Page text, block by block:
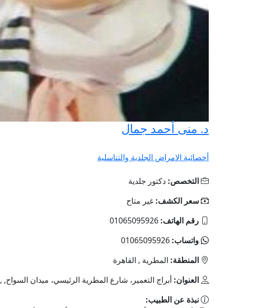
د. منى أحمد جمال
أخصائية الامراض الجلدية والتناسلية
التخصص: دكتور جلدية
سعر الكشف: غير متاح
رقم الهاتف: 01065095926
واتساب: 01065095926
المنطقة: المطرية , القاهرة
العنوان: أبراج التعمير، شارع المطرية الرئيسي، ميدان السواح, ,
نبذة عن الطبيب: